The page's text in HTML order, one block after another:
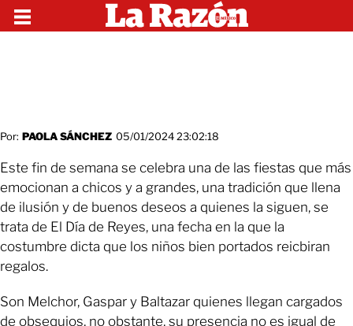
Por: PAOLA SÁNCHEZ 05/01/2024 23:02:18
Este fin de semana se celebra una de las fiestas que más
emocionan a chicos y a grandes, una tradición que llena
de ilusión y de buenos deseos a quienes la siguen, se
trata de El Día de Reyes, una fecha en la que la
costumbre dicta que los niños bien portados reicbiran
regalos.
Son Melchor, Gaspar y Baltazar quienes llegan cargados
de obsequios, no obstante, su presencia no es igual de